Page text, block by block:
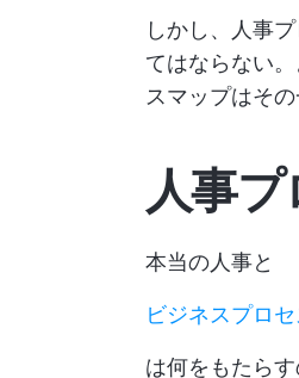
しかし、人事
てはならない
スマップはその
人事
本当の人事と
ビジネスプロ
は何をもたら